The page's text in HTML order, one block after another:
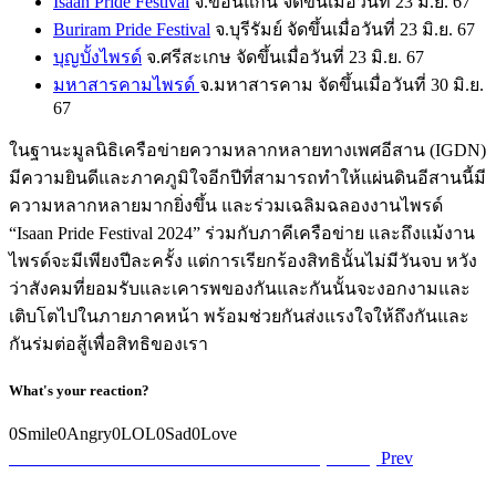
Buriram Pride Festival จ.บุรีรัมย์ จัดขึ้นเมื่อวันที่ 23 มิ.ย. 67
บุญบั้งไพรด์ จ.ศรีสะเกษ จัดขึ้นเมื่อวันที่ 23 มิ.ย. 67
มหาสารคามไพรด์ จ.มหาสารคาม จัดขึ้นเมื่อวันที่ 30 มิ.ย.
67
ในฐานะมูลนิธิเครือข่ายความหลากหลายทางเพศอีสาน (IGDN)
มีความยินดีและภาคภูมิใจอีกปีที่สามารถทำให้แผ่นดินอีสานนี้มี
ความหลากหลายมากยิ่งขึ้น และร่วมเฉลิมฉลองงานไพรด์
“Isaan Pride Festival 2024” ร่วมกับภาคีเครือข่าย และถึงแม้งาน
ไพรด์จะมีเพียงปีละครั้ง แต่การเรียกร้องสิทธินั้นไม่มีวันจบ หวัง
ว่าสังคมที่ยอมรับและเคารพของกันและกันนั้นจะงอกงามและ
เติบโตไปในภายภาคหน้า พร้อมช่วยกันส่งแรงใจให้ถึงกันและ
กันร่มต่อสู้เพื่อสิทธิของเรา
What's your reaction?
0Smile0Angry0LOL0Sad0Love
Previous
post:
Prev